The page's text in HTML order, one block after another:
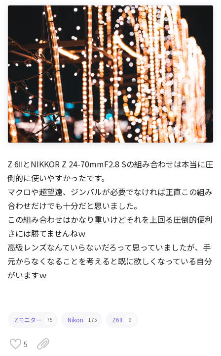
Z 6ⅡとNIKKOR Z 24-70mmF2.8 Sの組み合わせは本当に圧
倒的に使いやすかったです。
マクロや超望遠、ジンバルが必要でなければ正直この組み
合わせだけでも十分だと思いました。
この組み合わせはかなり重いけどそれを上回る圧倒的便利
さには勝てませんねｗ
高級レンズなんていらないだろって思っていましたが、手
元からなくなることを考えると既に欲しくなっている自分
がいますｗ
Zモニター 75 Nikon 175 Z6Ⅱ 9
5